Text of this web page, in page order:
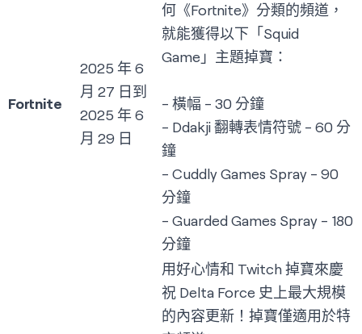
Fortnite
2025 年 6
月 27 日到
2025 年 6
月 29 日
何《Fortnite》分類的頻道，
就能獲得以下「Squid
Game」主題掉寶：
- 橫幅 - 30 分鐘
- Ddakji 翻轉表情符號 - 60 分
鐘
- Cuddly Games Spray - 90
分鐘
- Guarded Games Spray - 180
分鐘
用好心情和 Twitch 掉寶來慶
祝 Delta Force 史上最大規模
的內容更新！掉寶僅適用於特